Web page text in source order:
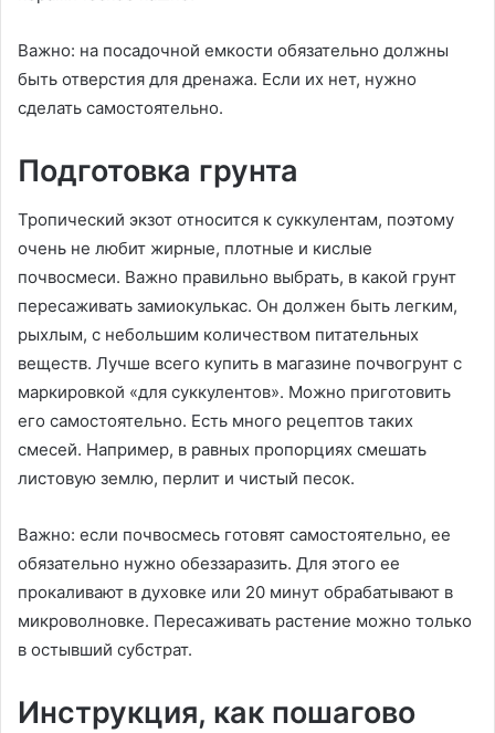
Важно: на посадочной емкости обязательно должны
быть отверстия для дренажа. Если их нет, нужно
сделать самостоятельно.
Подготовка грунта
Тропический экзот относится к суккулентам, поэтому
очень не любит жирные, плотные и кислые
почвосмеси. Важно правильно выбрать, в какой грунт
пересаживать замиокулькас. Он должен быть легким,
рыхлым, с небольшим количеством питательных
веществ. Лучше всего купить в магазине почвогрунт с
маркировкой «для суккулентов». Можно приготовить
его самостоятельно. Есть много рецептов таких
смесей. Например, в равных пропорциях смешать
листовую землю, перлит и чистый песок.
Важно: если почвосмесь готовят самостоятельно, ее
обязательно нужно обеззаразить. Для этого ее
прокаливают в духовке или 20 минут обрабатывают в
микроволновке. Пересаживать растение можно только
в остывший субстрат.
Инструкция, как пошагово